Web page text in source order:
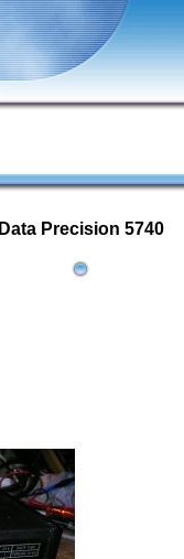
Data Precision 5740